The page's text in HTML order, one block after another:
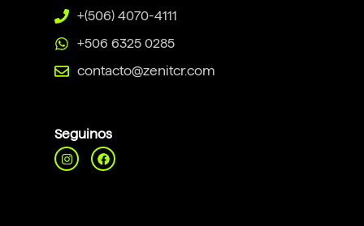
+(506) 4070-4111
+506 6325 0285
contacto@zenitcr.com
Seguinos